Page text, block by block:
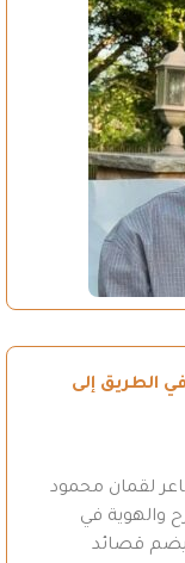
الطريق إلى
لقمان محمود
والهوية في
يضم قصائد